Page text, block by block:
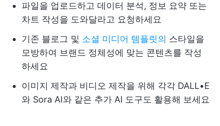
파일을 업로드하고 데이터 분석, 정보 요약 또는
차트 작성을 도와달라고 요청하세요
기존 블로그 및 소셜 미디어 템플릿의 스타일을
모방하여 브랜드 정체성에 맞는 콘텐츠를 작성
하세요
이미지 제작과 비디오 제작을 위해 각각 DALL•E
와 Sora AI와 같은 추가 AI 도구도 활용해 보세요